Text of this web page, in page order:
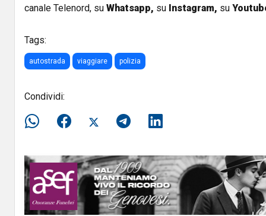
canale Telenord, su Whatsapp, su Instagram, su
Tags:
autostrada viaggiare polizia
Condividi: